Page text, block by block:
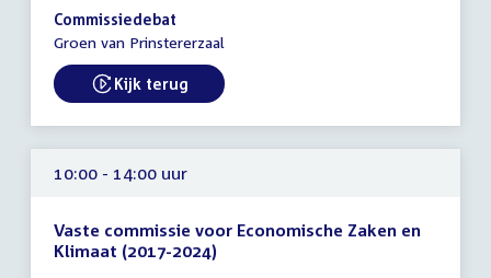
10:00
-
uur
Commissiedebat
Groen van Prinstererzaal
External link:
Kijk terug
10:00 - 14:00 uur
Vaste commissie voor Economische Zaken en
Klimaat (2017-2024)